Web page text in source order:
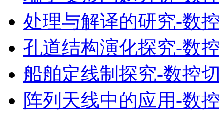
处理与解译的研究-数
孔道结构演化探究-数
船舶定线制探究-数控
阵列天线中的应用-数